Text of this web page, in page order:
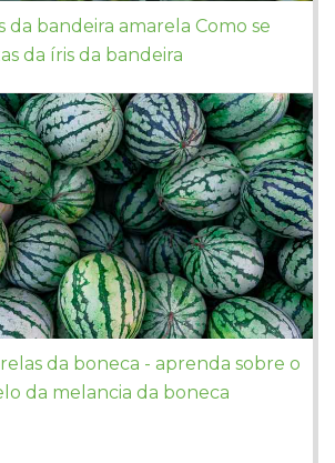
da bandeira amarela Como se
da íris da bandeira
da boneca - aprenda sobre o
da melancia da boneca